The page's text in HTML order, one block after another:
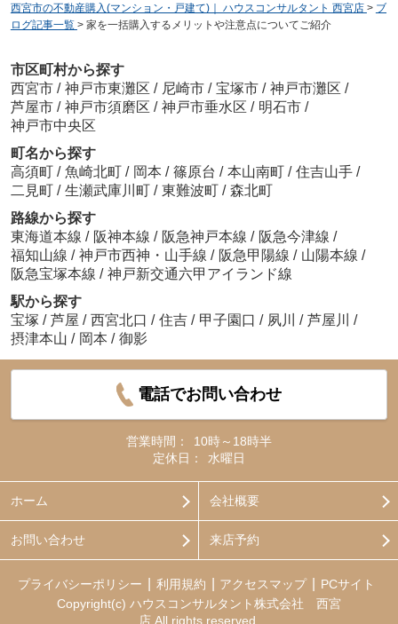
西宮市の不動産購入(マンション・戸建て)｜ ハウスコンサルタント 西宮店 > ブ
ログ記事一覧 > 家を一括購入するメリットや注意点についてご紹介
市区町村から探す
西宮市 / 神戸市東灘区 / 尼崎市 / 宝塚市 / 神戸市灘区 /
芦屋市 / 神戸市須磨区 / 神戸市垂水区 / 明石市 /
神戸市中央区
町名から探す
高須町 / 魚崎北町 / 岡本 / 篠原台 / 本山南町 / 住吉山手 /
二見町 / 生瀬武庫川町 / 東難波町 / 森北町
路線から探す
東海道本線 / 阪神本線 / 阪急神戸本線 / 阪急今津線 /
福知山線 / 神戸市西神・山手線 / 阪急甲陽線 / 山陽本線 /
阪急宝塚本線 / 神戸新交通六甲アイランド線
駅から探す
宝塚 / 芦屋 / 西宮北口 / 住吉 / 甲子園口 / 夙川 / 芦屋川
/
摂津本山 / 岡本 / 御影
電話でお問い合わせ
営業時間：
10時～18時半
定休日：
水曜日
ホーム 会社概要
お問い合わせ 来店予約
プライバシーポリシー 利用規約 アクセスマップ
PCサイト
Copyright(c) ハウスコンサルタント株式会社 西宮
店 All rights reserved.